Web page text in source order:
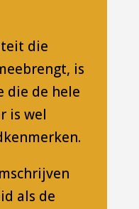
die
is
die de hele
is wel
als de